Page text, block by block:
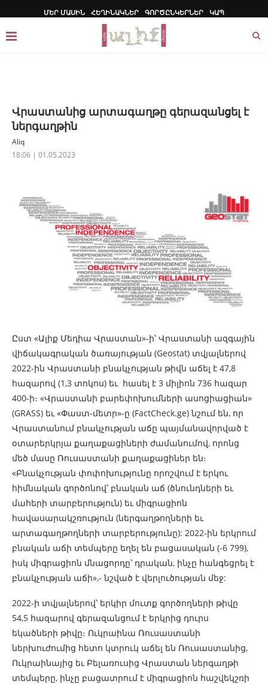
ՄԵՐ ՄԱՍԻՆ ՀԵՂԻՆԱԿՆԵՐ ԳՈՐԾԸՆԿԵՐՆԵՐ ԿԱՊ
Վրաստանից արտագաղթը գերազանցել է
ներգաղթին
Aliq
18:06 | 01.05.2023
Ըստ «Ալիք Մեդիա Վրաստան»-ի՝ Վրաստանի ազգային
վիճակագրական ծառայության (Geostat) տվյալներով
2022-ին Վրաստանի բնակչության թիվն աճել է 47,8
հազարով (1,3 տոկոս) եւ հասել է 3 միլիոն 736 հազար
400-ի։ «Վրաստանի բարեփոխումների ասոցիացիան»
(GRASS) եւ «Փաստ-մետր»-ը (FactCheck.ge) նշում են, որ
Վրաստանում բնակչության աճը պայմանավորված է
օտարերկրյա քաղաքացիների ժամանումով, որոնց
մեծ մասը Ռուսաստանի քաղաքացիներ են։
«Բնակչության փոփոխությունը որոշվում է երկու
հիմնական գործոնով՝ բնական աճ (ծնունդների եւ
մահերի տարբերություն) եւ միգրացիոն
հավասարակշռություն (ներգաղթողների եւ
արտագաղթողների տարբերությունը): 2022-ին երկրում
բնական աճի տեմպերը եղել են բացասական (-6 799),
իսկ միգրացիոն մնացորդը՝ դրական, ինչը հանգեցրել է
բնակչության աճի»,- նշված է վերլուծության մեջ:
2022-ի տվյալներով՝ երկիր մուտք գործողների թիվը
54,5 հազարով գերազանցում է երկրից դուրս
եկածների թիվը։ Ուկրաինա Ռուսաստանի
ներխուժումից հետո կտրուկ աճել են Ռուսաստանից,
Ուկրաինայից եւ Բելառուսից Վրաստան ներգաղթի
տեմպերը, ինչը բացատրում է միգրացիոն հաշվեկշռի